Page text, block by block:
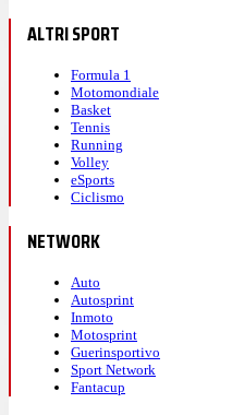
ALTRI SPORT
Formula 1
Motomondiale
Basket
Tennis
Running
Volley
eSports
Ciclismo
NETWORK
Auto
Autosprint
Inmoto
Motosprint
Guerinsportivo
Sport Network
Fantacup